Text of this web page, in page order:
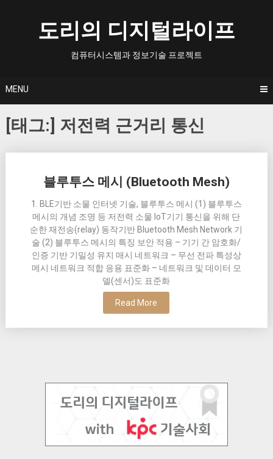
도리의 디지털라이프
컴퓨터시스템과 정보기술 프로젝트
MENU
[태그:] 저전력 근거리 통신
블루투스 메시 (Bluetooth Mesh)
1. BLE기반 소물 인터넷 기술, 블루투스 메시 (1) 블루투스
메시의 개념 조명 등 저전력 소물 IoT기기 통신을 위해 단
순한 재전송(relay) 동작기반 Bluetooth Mesh Network 기
술 (2) 블루투스 메시의 특징 보안 적용 – 기기 간 암호화/
인증 기반 기밀성 유지 매시 네트워크 – 무선 전파 특성상
메시 네트워크 적합 응용 표준화 – 네트워크 및 데이터 모
델(센서)도 표준화
Read More
navigation